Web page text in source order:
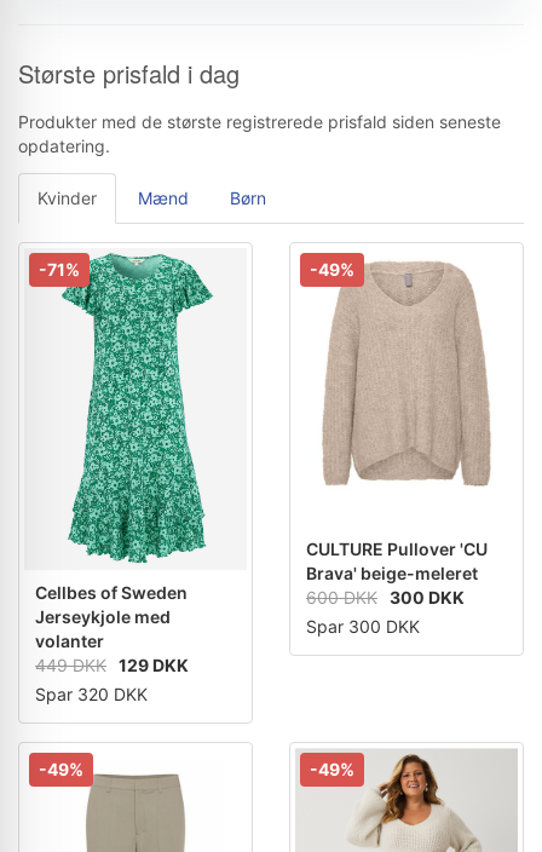
Største prisfald i dag
Produkter med de største registrerede prisfald siden seneste
opdatering.
Kvinder Mænd Børn
-71%
Cellbes of Sweden
Jerseykjole med
volanter
449 DKK 129 DKK
Spar 320 DKK
-49%
CULTURE Pullover 'CU
Brava' beige-meleret
600 DKK 300 DKK
Spar 300 DKK
-49% -49%